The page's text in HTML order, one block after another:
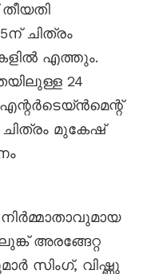
ചിത്രം
എത്തും.
24
ചിത്രം മുകേഷ്
അരങ്ങേറ്റ
സിംഗ്, വിഷ്ണു